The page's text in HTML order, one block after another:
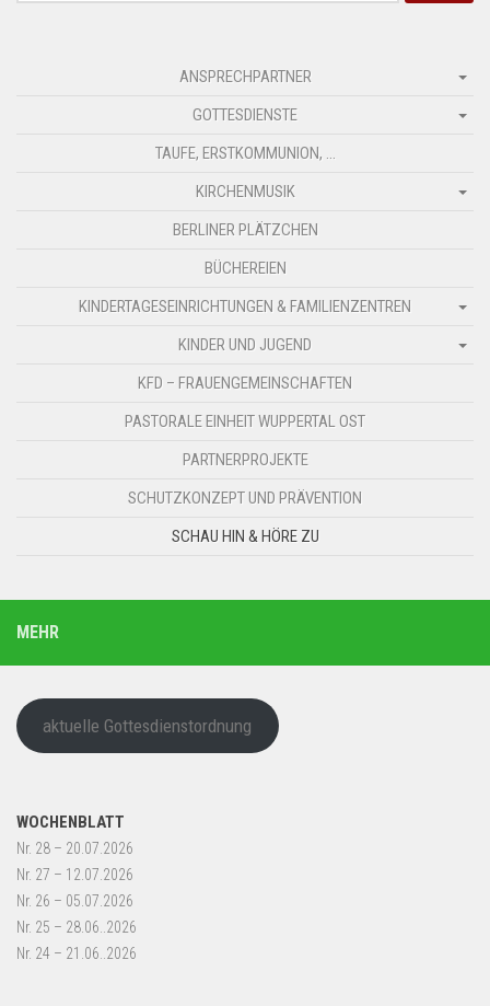
ANSPRECHPARTNER
GOTTESDIENSTE
TAUFE, ERSTKOMMUNION, …
KIRCHENMUSIK
BERLINER PLÄTZCHEN
BÜCHEREIEN
KINDERTAGESEINRICHTUNGEN & FAMILIENZENTREN
KINDER UND JUGEND
KFD – FRAUENGEMEINSCHAFTEN
PASTORALE EINHEIT WUPPERTAL OST
PARTNERPROJEKTE
SCHUTZKONZEPT UND PRÄVENTION
SCHAU HIN & HÖRE ZU
MEHR
aktuelle Gottesdienstordnung
WOCHENBLATT
Nr. 28 – 20.07.2026
Nr. 27 – 12.07.2026
Nr. 26 – 05.07.2026
Nr. 25 – 28.06..2026
Nr. 24 – 21.06..2026